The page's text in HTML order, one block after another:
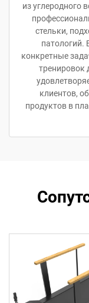
из углеродного
стельки,
патологий.
конкретные
тренировок
клиентов,
продуктов в